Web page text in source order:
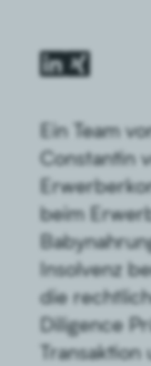
Ein Team
Constantin
beim
Insolvenz
die
Diligence
Transaktion